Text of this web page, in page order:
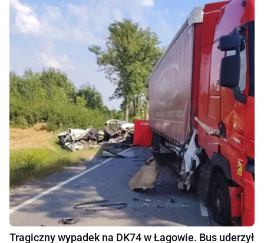
Tragiczny wypadek na DK74 w Łagowie. Bus uderzył